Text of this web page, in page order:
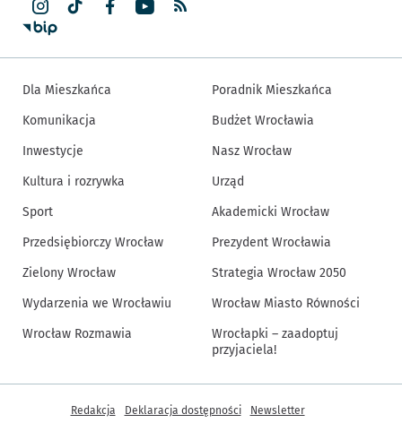
Dla Mieszkańca
Komunikacja
Inwestycje
Kultura i rozrywka
Sport
Przedsiębiorczy Wrocław
Zielony Wrocław
Wydarzenia we Wrocławiu
Wrocław Rozmawia
Poradnik Mieszkańca
Budżet Wrocławia
Nasz Wrocław
Urząd
Akademicki Wrocław
Prezydent Wrocławia
Strategia Wrocław 2050
Wrocław Miasto Równości
Wrocłapki – zaadoptuj
przyjaciela!
Inne informacje
Redakcja Deklaracja dostępności Newsletter